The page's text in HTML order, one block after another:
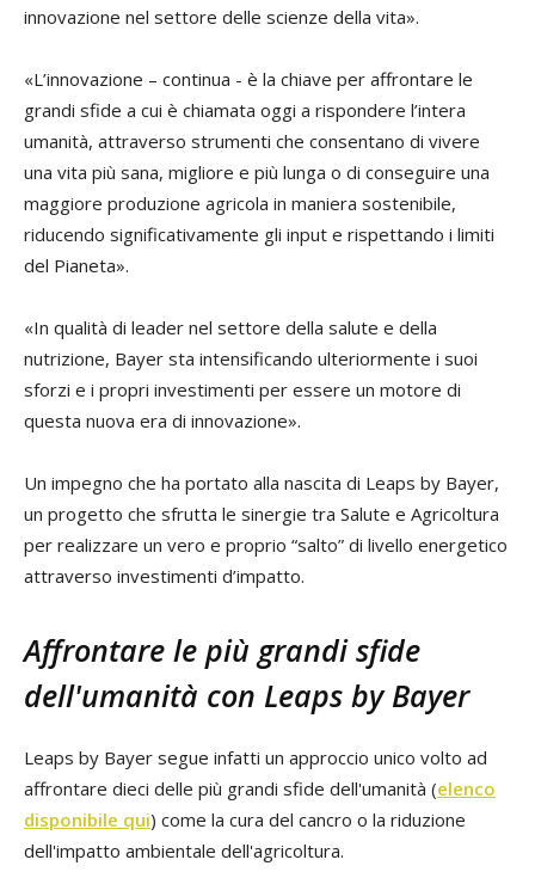
innovazione nel settore delle scienze della vita».
«L’innovazione – continua - è la chiave per affrontare le
grandi sfide a cui è chiamata oggi a rispondere l’intera
umanità, attraverso strumenti che consentano di vivere
una vita più sana, migliore e più lunga o di conseguire una
maggiore produzione agricola in maniera sostenibile,
riducendo significativamente gli input e rispettando i limiti
del Pianeta».
«In qualità di leader nel settore della salute e della
nutrizione, Bayer sta intensificando ulteriormente i suoi
sforzi e i propri investimenti per essere un motore di
questa nuova era di innovazione».
Un impegno che ha portato alla nascita di Leaps by Bayer,
un progetto che sfrutta le sinergie tra Salute e Agricoltura
per realizzare un vero e proprio “salto” di livello energetico
attraverso investimenti d’impatto.
Affrontare le più grandi sfide
dell'umanità con Leaps by Bayer
Leaps by Bayer segue infatti un approccio unico volto ad
affrontare dieci delle più grandi sfide dell'umanità (elenco
disponibile qui) come la cura del cancro o la riduzione
dell'impatto ambientale dell'agricoltura.